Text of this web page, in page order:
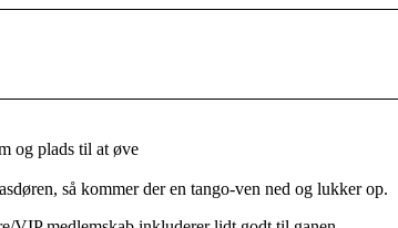
og plads til at øve
så kommer der en tango-ven ned og lukker op.